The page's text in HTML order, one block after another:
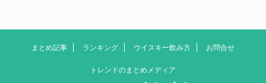
まとめ記事 ランキング ウイスキー飲み方 お問合せ
トレンドのまとめメディア